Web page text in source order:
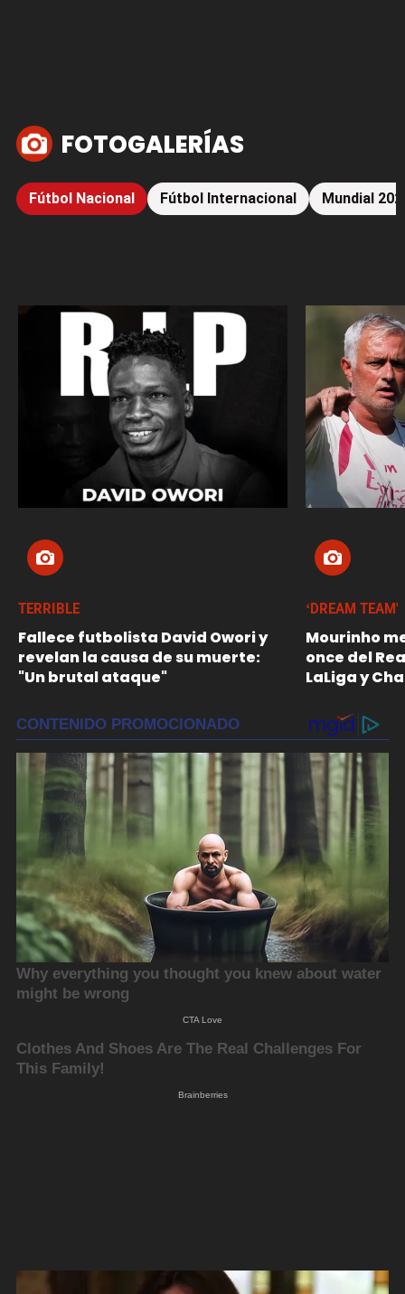
FOTOGALERÍAS
Fútbol Nacional Fútbol Internacional Mundial
TERRIBLE
Fallece futbolista David Owori y
revelan la causa de su muerte:
"Un brutal ataque"
‘DREAM TEAM'
Mourinho
once del
LaLiga y